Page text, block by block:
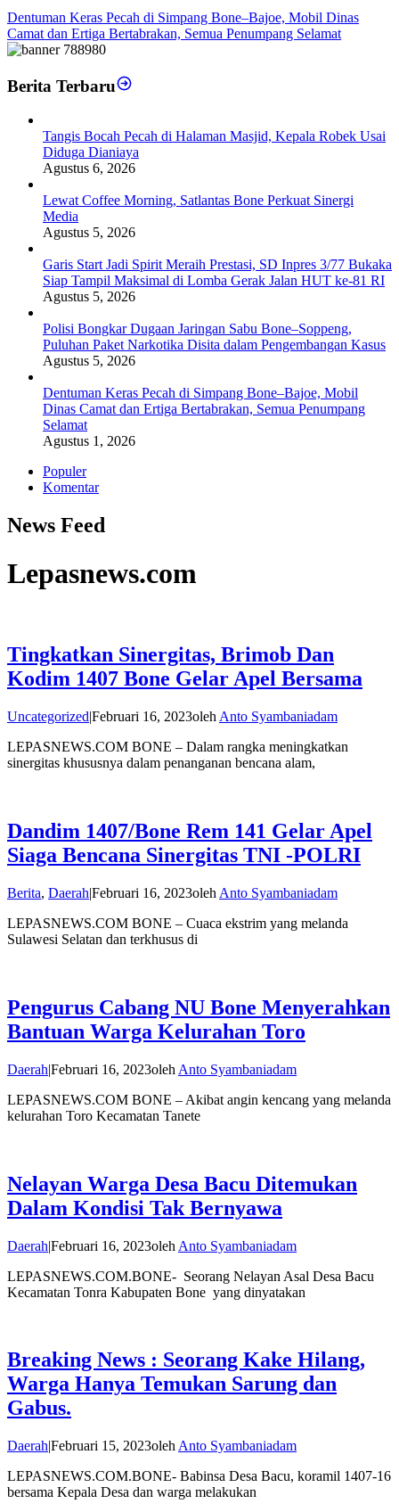
Dentuman Keras Pecah di Simpang Bone–Bajoe, Mobil Dinas
Camat dan Ertiga Bertabrakan, Semua Penumpang Selamat
Berita Terbaru
Tangis Bocah Pecah di Halaman Masjid, Kepala Robek Usai
Diduga Dianiaya
Agustus 6, 2026
Lewat Coffee Morning, Satlantas Bone Perkuat Sinergi
Media
Agustus 5, 2026
Garis Start Jadi Spirit Meraih Prestasi, SD Inpres 3/77 Bukaka
Siap Tampil Maksimal di Lomba Gerak Jalan HUT ke-81 RI
Agustus 5, 2026
Polisi Bongkar Dugaan Jaringan Sabu Bone–Soppeng,
Puluhan Paket Narkotika Disita dalam Pengembangan Kasus
Agustus 5, 2026
Dentuman Keras Pecah di Simpang Bone–Bajoe, Mobil
Dinas Camat dan Ertiga Bertabrakan, Semua Penumpang
Selamat
Agustus 1, 2026
Populer
Komentar
News Feed
Lepasnews.com
Tingkatkan Sinergitas, Brimob Dan
Kodim 1407 Bone Gelar Apel Bersama
Uncategorized|Februari 16, 2023oleh Anto Syambaniadam
LEPASNEWS.COM BONE – Dalam rangka meningkatkan
sinergitas khususnya dalam penanganan bencana alam,
Dandim 1407/Bone Rem 141 Gelar Apel
Siaga Bencana Sinergitas TNI -POLRI
Berita, Daerah|Februari 16, 2023oleh Anto Syambaniadam
LEPASNEWS.COM BONE – Cuaca ekstrim yang melanda
Sulawesi Selatan dan terkhusus di
Pengurus Cabang NU Bone Menyerahkan
Bantuan Warga Kelurahan Toro
Daerah|Februari 16, 2023oleh Anto Syambaniadam
LEPASNEWS.COM BONE – Akibat angin kencang yang melanda
kelurahan Toro Kecamatan Tanete
Nelayan Warga Desa Bacu Ditemukan
Dalam Kondisi Tak Bernyawa
Daerah|Februari 16, 2023oleh Anto Syambaniadam
LEPASNEWS.COM.BONE- Seorang Nelayan Asal Desa Bacu
Kecamatan Tonra Kabupaten Bone yang dinyatakan
Breaking News : Seorang Kake Hilang,
Warga Hanya Temukan Sarung dan
Gabus.
Daerah|Februari 15, 2023oleh Anto Syambaniadam
LEPASNEWS.COM.BONE- Babinsa Desa Bacu, koramil 1407-16
bersama Kepala Desa dan warga melakukan